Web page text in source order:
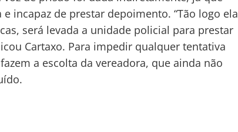
e incapaz de prestar depoimento. “Tão logo ela
será levada a unidade policial para prestar
Cartaxo. Para impedir qualquer tentativa
a escolta da vereadora, que ainda não